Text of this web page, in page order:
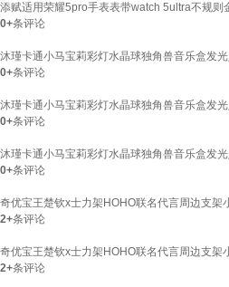
添赋适用荣耀5pro手表表带watch 5ultra不规则
0+条评论
沐瑾卡通小马宝莉彩灯水晶球独角兽音乐盒发
0+条评论
沐瑾卡通小马宝莉彩灯水晶球独角兽音乐盒发
0+条评论
沐瑾卡通小马宝莉彩灯水晶球独角兽音乐盒发
0+条评论
奇优宝王楚钦x士力架HOHO联名代言周边支架
2+条评论
奇优宝王楚钦x士力架HOHO联名代言周边支架
2+条评论